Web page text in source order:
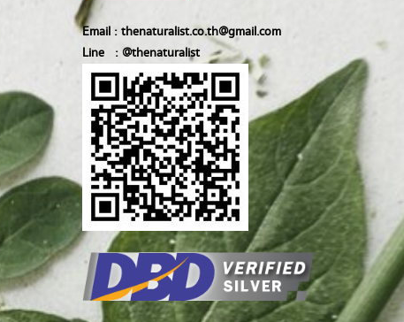
Email : thenaturalist.co.th@gmail.com
Line : @thenaturalist